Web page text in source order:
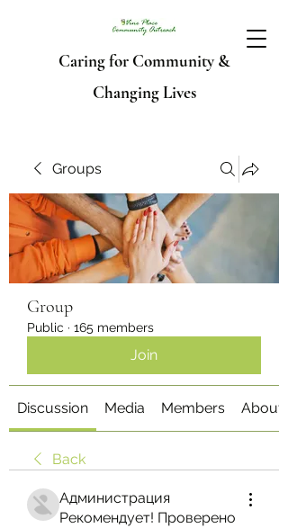
Caring for Community &
Changing Lives
Groups
Group
Public · 165 members
Join
Discussion Media Members About
Back
Администрация
Рекомендует! Проверено